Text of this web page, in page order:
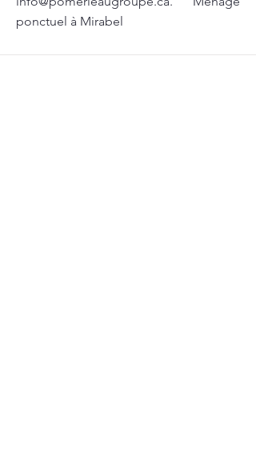
ponctuel à Mirabel